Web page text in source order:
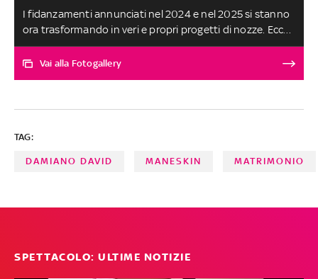
I fidanzamenti annunciati nel 2024 e nel 2025 si stanno
ora trasformando in veri e propri progetti di nozze. Ecco,
tra i vip, chi andrà all'altare (presumibilmente) nell'anno
appena iniziato
Vai alla Fotogallery
TAG:
DAMIANO DAVID MANESKIN MATRIMONIO
SPETTACOLO: ULTIME NOTIZIE